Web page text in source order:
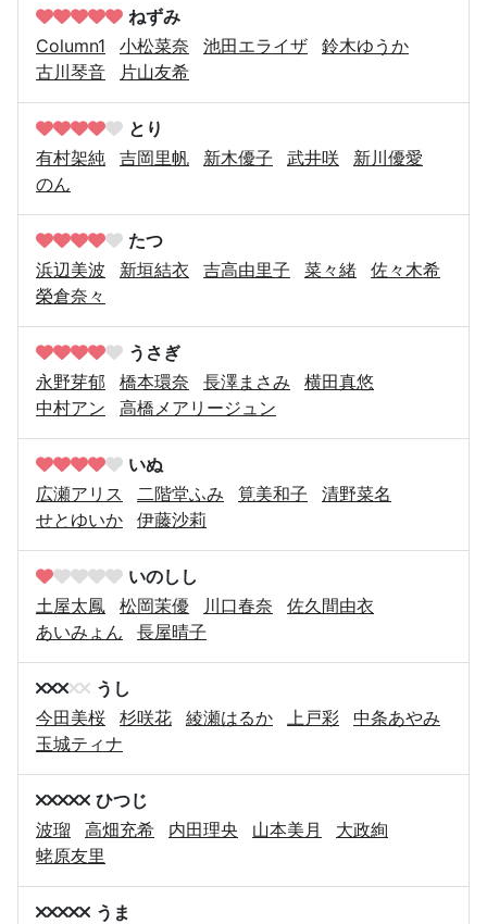
ねずみ
Column1
小松菜奈 池田エライザ
鈴木ゆうか
古川琴音
片山友希
とり
有村架純
吉岡里帆 新木優子 武井咲
新川優愛
のん
たつ
浜辺美波
新垣結衣 吉高由里子 菜々緒
佐々木希
榮倉奈々
うさぎ
永野芽郁
橋本環奈 長澤まさみ
横田真悠
中村アン
高橋メアリージュン
いぬ
広瀬アリス
二階堂ふみ 筧美和子
清野菜名
せとゆいか
伊藤沙莉
いのしし
土屋太鳳
松岡茉優 川口春奈
佐久間由衣
あいみょん
長屋晴子
うし
今田美桜
杉咲花 綾瀬はるか 上戸彩
中条あやみ
玉城ティナ
ひつじ
波瑠
高畑充希 内田理央 山本美月
大政絢
蛯原友里
うま